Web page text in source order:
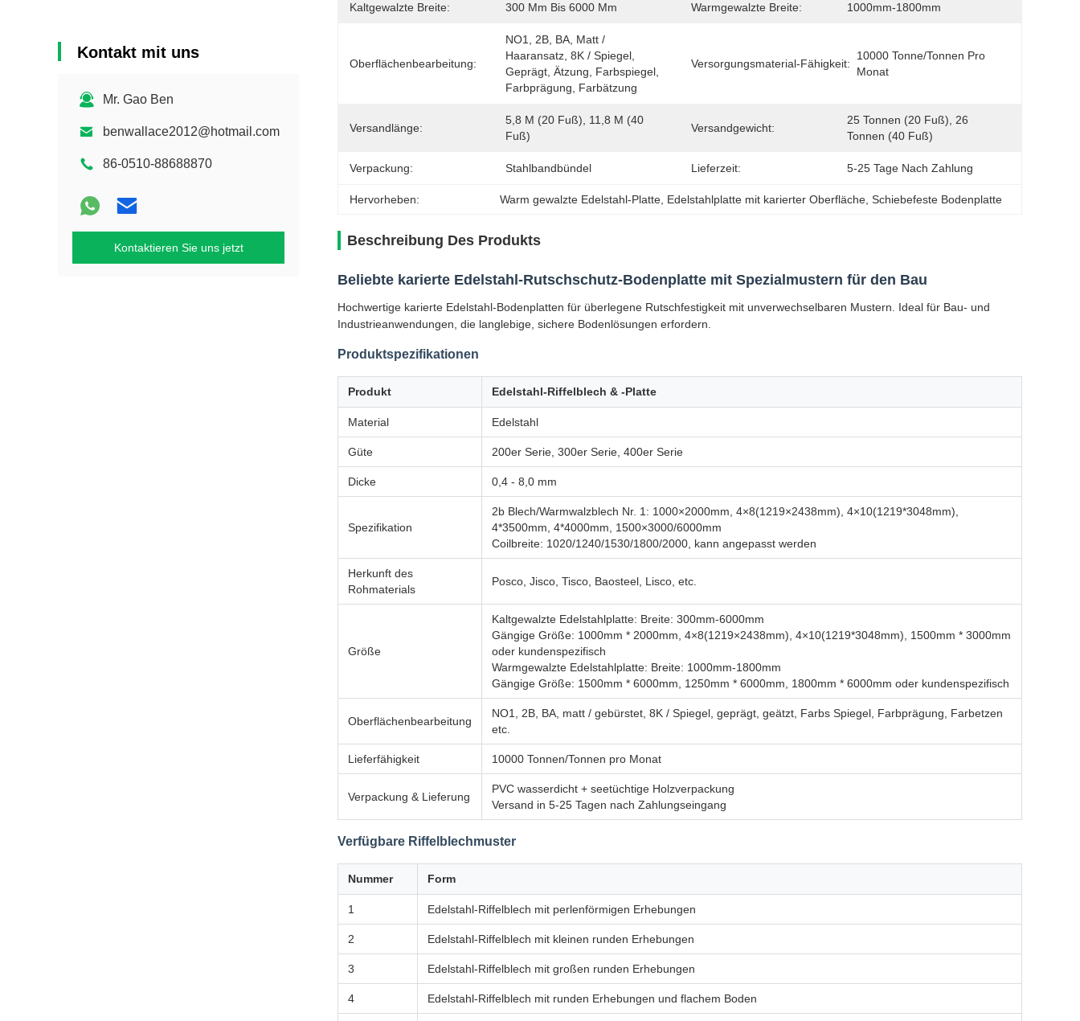
Kontakt mit uns
Mr. Gao Ben
benwallace2012@hotmail.com
86-0510-88688870
Kontaktieren Sie uns jetzt
Kaltgewalzte Breite: 300 Mm Bis 6000 Mm Warmgewalzte Breite: 1000mm-1800mm
Oberflächenbearbeitung:
NO1, 2B, BA, Matt /
Haaransatz, 8K / Spiegel,
Geprägt, Ätzung, Farbspiegel,
Farbprägung, Farbätzung
Versorgungsmaterial-Fähigkeit:
10000 Tonne/Tonnen Pro
Monat
Versandlänge:
5,8 M (20 Fuß), 11,8 M (40
Fuß)
Versandgewicht:
25 Tonnen (20 Fuß), 26
Tonnen (40 Fuß)
Verpackung: Stahlbandbündel Lieferzeit: 5-25 Tage Nach Zahlung
Hervorheben: Warm gewalzte Edelstahl-Platte Edelstahlplatte mit karierter Oberfläche , Schiebefeste Bodenplatte
Beschreibung Des Produkts
Beliebte karierte Edelstahl-Rutschschutz-Bodenplatte mit Spezialmustern für den Bau
Hochwertige karierte Edelstahl-Bodenplatten für überlegene Rutschfestigkeit mit unverwechselbaren Mustern. Ideal für Bau- und
Industrieanwendungen, die langlebige, sichere Bodenlösungen erfordern.
Produktspezifikationen
Produkt Edelstahl-Riffelblech & -Platte
Material Edelstahl
Güte 200er Serie, 300er Serie, 400er Serie
Dicke 0,4 - 8,0 mm
Spezifikation
2b Blech/Warmwalzblech Nr. 1: 1000×2000mm, 4×8(1219×2438mm), 4×10(1219*3048mm),
4*3500mm, 4*4000mm, 1500×3000/6000mm
Coilbreite: 1020/1240/1530/1800/2000, kann angepasst werden
Herkunft des
Rohmaterials
Posco, Jisco, Tisco, Baosteel, Lisco, etc.
Größe
Kaltgewalzte Edelstahlplatte: Breite: 300mm-6000mm
Gängige Größe: 1000mm * 2000mm, 4×8(1219×2438mm), 4×10(1219*3048mm), 1500mm * 3000mm
oder kundenspezifisch
Warmgewalzte Edelstahlplatte: Breite: 1000mm-1800mm
Gängige Größe: 1500mm * 6000mm, 1250mm * 6000mm, 1800mm * 6000mm oder kundenspezifisch
Oberflächenbearbeitung
NO1, 2B, BA, matt / gebürstet, 8K / Spiegel, geprägt, geätzt, Farbs Spiegel, Farbprägung, Farbetzen
etc.
Lieferfähigkeit 10000 Tonnen/Tonnen pro Monat
Verpackung & Lieferung
PVC wasserdicht + seetüchtige Holzverpackung
Versand in 5-25 Tagen nach Zahlungseingang
Verfügbare Riffelblechmuster
Nummer Form
1 Edelstahl-Riffelblech mit perlenförmigen Erhebungen
2 Edelstahl-Riffelblech mit kleinen runden Erhebungen
3 Edelstahl-Riffelblech mit großen runden Erhebungen
4 Edelstahl-Riffelblech mit runden Erhebungen und flachem Boden